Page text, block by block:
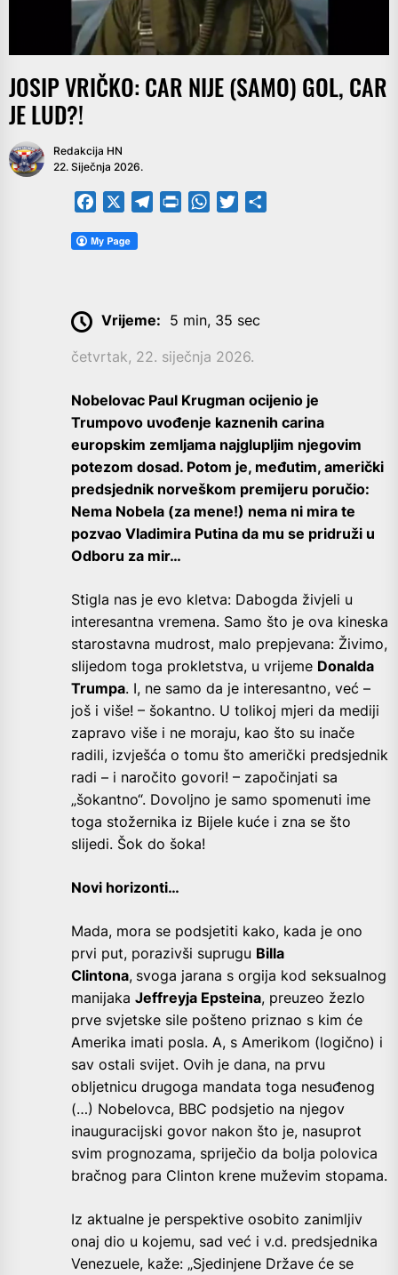
JOSIP VRIČKO: CAR NIJE (SAMO) GOL, CAR
JE LUD?!
Redakcija HN
22. Siječnja 2026.
Facebook TelegramPrintFriendly
WhatsApp
Twitter
Vrijeme: 5 min, 35 sec
četvrtak, 22. siječnja 2026.
Nobelovac Paul Krugman ocijenio je
Trumpovo uvođenje kaznenih carina
europskim zemljama najglupljim njegovim
potezom dosad. Potom je, međutim, američki
predsjednik norveškom premijeru poručio:
Nema Nobela (za mene!) nema ni mira te
pozvao Vladimira Putina da mu se pridruži u
Odboru za mir…
Stigla nas je evo kletva: Dabogda živjeli u
interesantna vremena. Samo što je ova kineska
starostavna mudrost, malo prepjevana: Živimo,
slijedom toga prokletstva, u vrijeme Donalda
Trumpa. I, ne samo da je interesantno, već –
još i više! – šokantno. U tolikoj mjeri da mediji
zapravo više i ne moraju, kao što su inače
radili, izvješća o tomu što američki predsjednik
radi – i naročito govori! – započinjati sa
„šokantno“. Dovoljno je samo spomenuti ime
toga stožernika iz Bijele kuće i zna se što
slijedi. Šok do šoka!
Novi horizonti…
Mada, mora se podsjetiti kako, kada je ono
prvi put, porazivši suprugu Billa
Clintona, svoga jarana s orgija kod seksualnog
manijaka Jeffreyja Epsteina, preuzeo žezlo
prve svjetske sile pošteno priznao s kim će
Amerika imati posla. A, s Amerikom (logično) i
sav ostali svijet. Ovih je dana, na prvu
obljetnicu drugoga mandata toga nesuđenog
(…) Nobelovca, BBC podsjetio na njegov
inauguracijski govor nakon što je, nasuprot
svim prognozama, spriječio da bolja polovica
bračnog para Clinton krene muževim stopama.
Iz aktualne je perspektive osobito zanimljiv
onaj dio u kojemu, sad već i v.d. predsjednika
Venezuele, kaže: „Sjedinjene Države će se